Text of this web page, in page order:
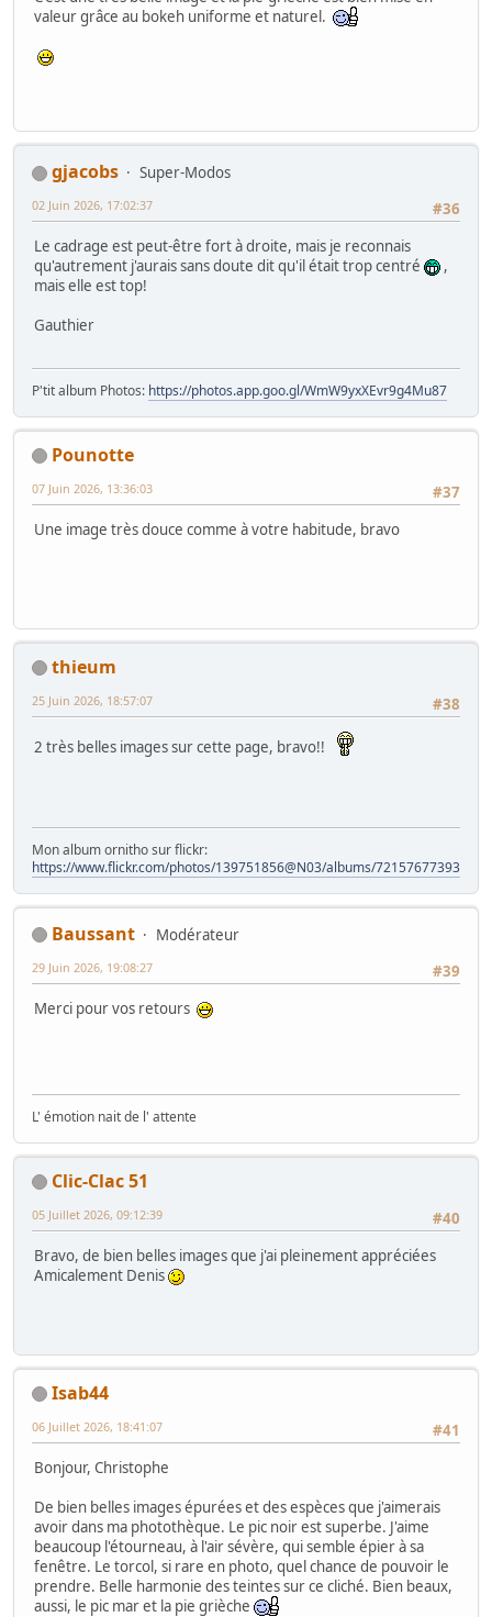
valeur grâce au bokeh uniforme et naturel.
gjacobs
Super-Modos
#36
02 Juin 2026, 17:02:37
Le cadrage est peut-être fort à droite, mais je reconnais
qu'autrement j'aurais sans doute dit qu'il était trop centré
,
mais elle est top!
Gauthier
P'tit album Photos: https://photos.app.goo.gl/WmW9yxXEvr9g4Mu87
Pounotte
#37
07 Juin 2026, 13:36:03
Une image très douce comme à votre habitude, bravo
thieum
#38
25 Juin 2026, 18:57:07
2 très belles images sur cette page, bravo!!
Mon album ornitho sur flickr:
https://www.flickr.com/photos/139751856@N03/albums/
Baussant
Modérateur
#39
29 Juin 2026, 19:08:27
Merci pour vos retours
L' émotion nait de l' attente
Clic-Clac 51
#40
05 Juillet 2026, 09:12:39
Bravo, de bien belles images que j'ai pleinement appréciées
Amicalement Denis
Isab44
#41
06 Juillet 2026, 18:41:07
Bonjour, Christophe
De bien belles images épurées et des espèces que j'aimerais
avoir dans ma photothèque. Le pic noir est superbe. J'aime
beaucoup l'étourneau, à l'air sévère, qui semble épier à sa
fenêtre. Le torcol, si rare en photo, quel chance de pouvoir le
prendre. Belle harmonie des teintes sur ce cliché. Bien beaux,
aussi, le pic mar et la pie grièche